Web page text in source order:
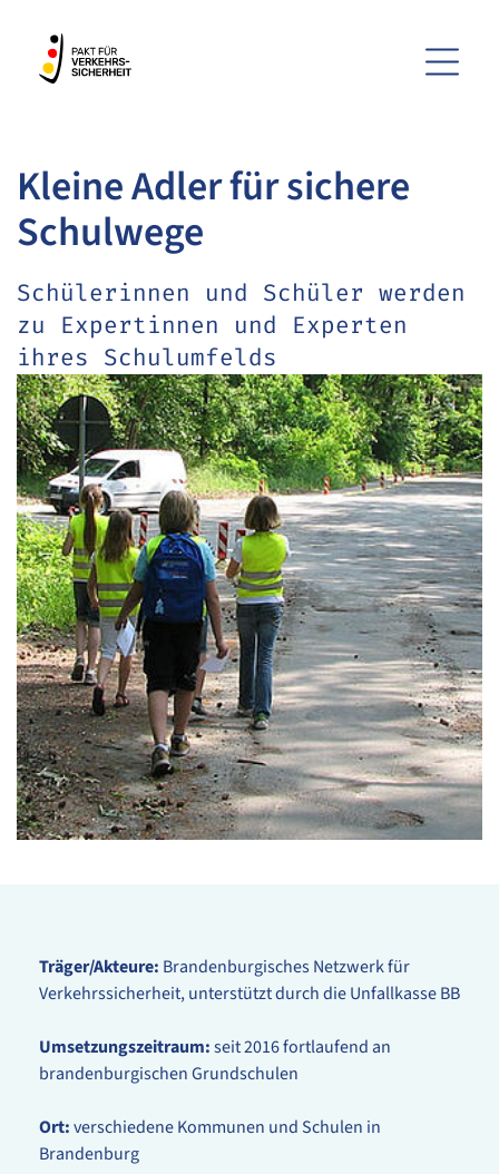
ZUM HAUPTINHALT SPRINGEN
ZUR SUCHE SPRINGEN
Menü
Kleine Adler für sichere
Schulwege
Schülerinnen und Schüler werden
zu Expertinnen und Experten
ihres Schulumfelds
Träger/Akteure: Brandenburgisches Netzwerk für
Verkehrssicherheit, unterstützt durch die Unfallkasse BB
Umsetzungszeitraum:seit 2016 fortlaufend an
brandenburgischen Grundschulen
Ort:verschiedene Kommunen und Schulen in
Brandenburg